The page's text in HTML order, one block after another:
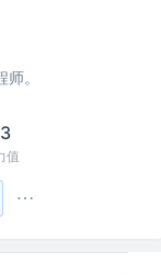
。
值